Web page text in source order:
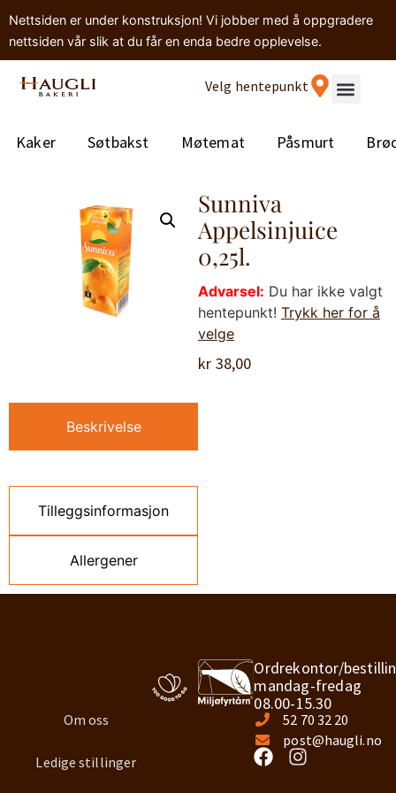
Nettsiden er under konstruksjon! Vi jobber med å oppgradere
nettsiden vår slik at du får en enda bedre opplevelse.
Velg hentepunkt
Kaker Søtbakst Møtemat Påsmurt
Beskrivelse
Tilleggsinformasjon
Allergener
Sunniva
Appelsinjuice
0,25l.
Advarsel: Du har ikke valgt
hentepunkt! Trykk her for å
velge
kr 38,00
Om oss
Ledige stillinger
Ordrekontor/
mandag-fredag
08.00-15.30
52 70 32 20
post@haugli.no